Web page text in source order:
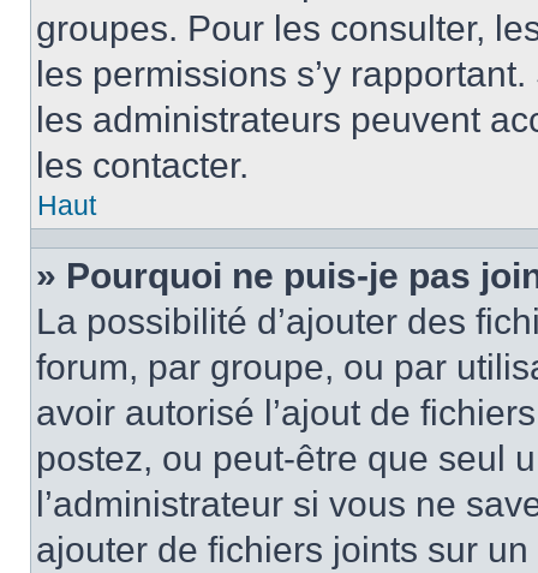
groupes. Pour les consulter,
les permissions s’y
les administrateurs peuvent
les contacter.
Haut
» Pourquoi ne puis-je pas
La possibilité d’ajouter des
forum, par groupe, ou par
avoir autorisé l’ajout de
postez, ou peut-être que seul
l’administrateur si vous ne
ajouter de fichiers joints sur un